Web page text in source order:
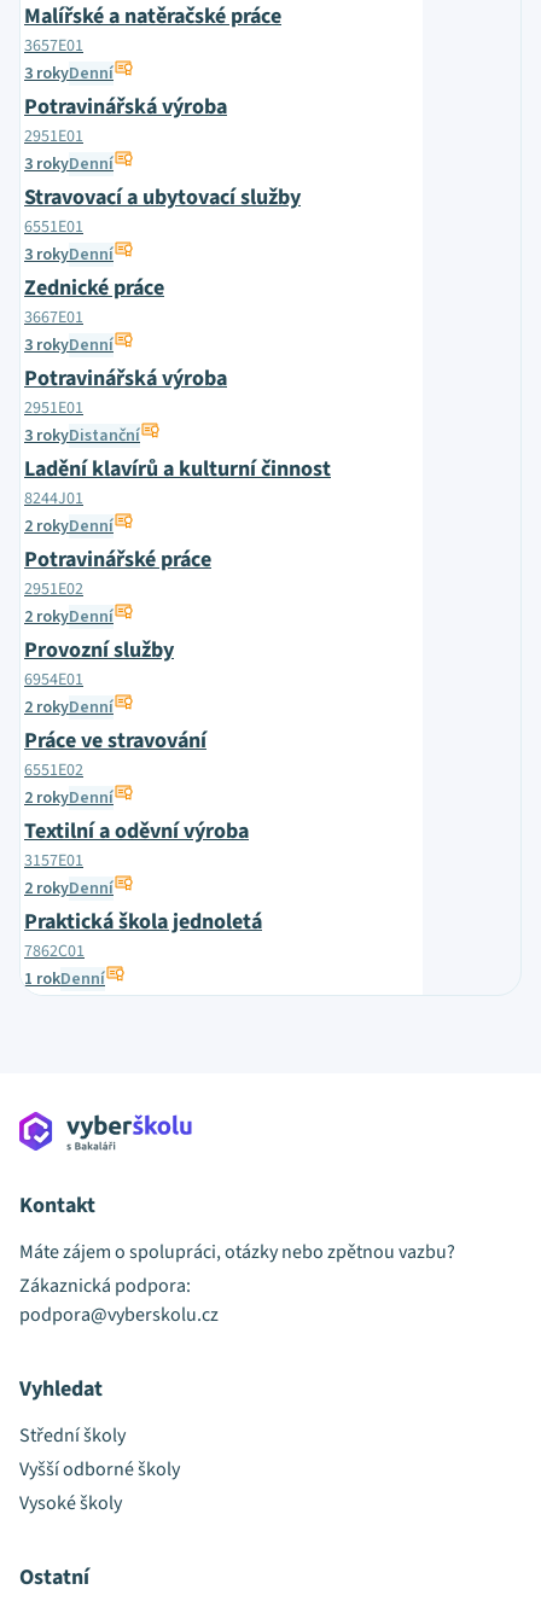
Malířské a natěračské práce
3657E01
3 rokyDenní
Potravinářská výroba
2951E01
3 rokyDenní
Stravovací a ubytovací služby
6551E01
3 rokyDenní
Zednické práce
3667E01
3 rokyDenní
Potravinářská výroba
2951E01
3 rokyDistanční
Ladění klavírů a kulturní činnost
8244J01
2 rokyDenní
Potravinářské práce
2951E02
2 rokyDenní
Provozní služby
6954E01
2 rokyDenní
Práce ve stravování
6551E02
2 rokyDenní
Textilní a oděvní výroba
3157E01
2 rokyDenní
Praktická škola jednoletá
7862C01
1 rokDenní
Kontakt
Máte zájem o spolupráci, otázky nebo zpětnou vazbu?
Zákaznická podpora:
podpora@vyberskolu.cz
Vyhledat
Střední školy
Vyšší odborné školy
Vysoké školy
Ostatní